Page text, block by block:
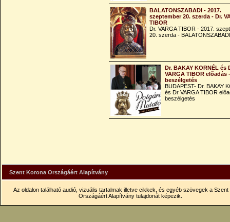
BALATONSZABADI - 2017.
szeptember 20. szerda - Dr.
TIBOR
Dr. VARGA TIBOR - 2017.
20. szerda - BALATONSZABADI
Dr. BAKAY KORNÉL és
VARGA TIBOR előadás -
beszélgetés
BUDAPEST- Dr. BAKAY
és Dr VARGA TIBOR
beszélgetés
Szent Korona Országáért Alapítvány
Az oldalon található audió, vizuális tartalmak illetve cikkek, és egyéb szövegek a Szent
Országáért Alapítvány tulajdonát képezik.